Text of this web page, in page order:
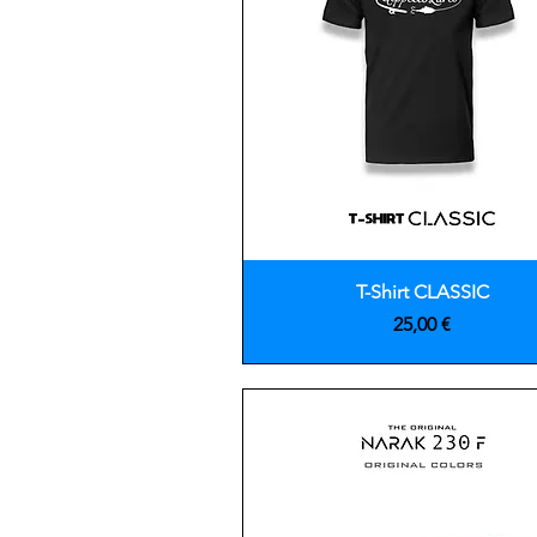
Vista rápida
T-Shirt CLASSIC
Precio
25,00 €